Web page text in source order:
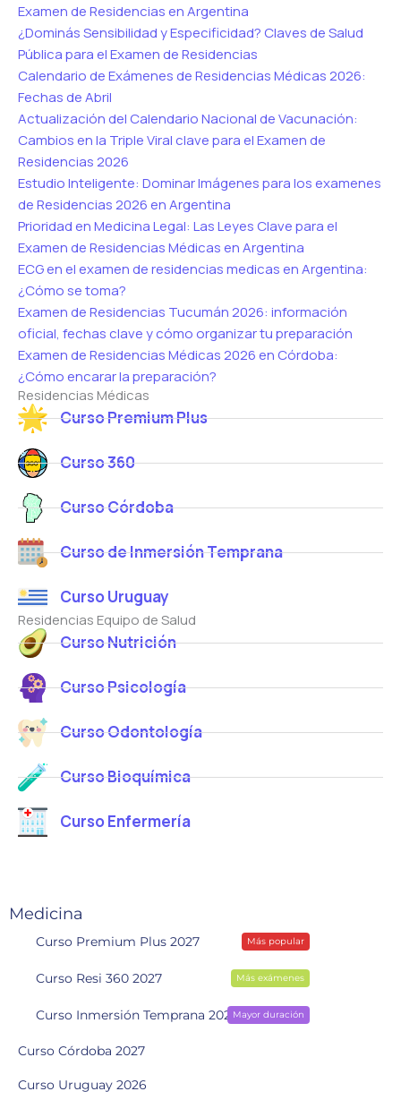
Examen de Residencias en Argentina
¿Dominás Sensibilidad y Especificidad? Claves de Salud
Pública para el Examen de Residencias
Calendario de Exámenes de Residencias Médicas 2026:
Fechas de Abril
Actualización del Calendario Nacional de Vacunación:
Cambios en la Triple Viral clave para el Examen de
Residencias 2026
Estudio Inteligente: Dominar Imágenes para los examenes
de Residencias 2026 en Argentina
Prioridad en Medicina Legal: Las Leyes Clave para el
Examen de Residencias Médicas en Argentina
ECG en el examen de residencias medicas en Argentina:
¿Cómo se toma?
Examen de Residencias Tucumán 2026: información
oficial, fechas clave y cómo organizar tu preparación
Examen de Residencias Médicas 2026 en Córdoba:
¿Cómo encarar la preparación?
Residencias Médicas
Curso Premium Plus
Curso 360
Curso Córdoba
Curso de Inmersión Temprana
Curso Uruguay
Residencias Equipo de Salud
Curso Nutrición
Curso Psicología
Curso Odontología
Curso Bioquímica
Curso Enfermería
Medicina
Curso Premium Plus 2027 Más popular
Curso Resi 360 2027 Más exámenes
Curso Inmersión Temprana 2028Mayor duración
Curso Córdoba 2027
Curso Uruguay 2026